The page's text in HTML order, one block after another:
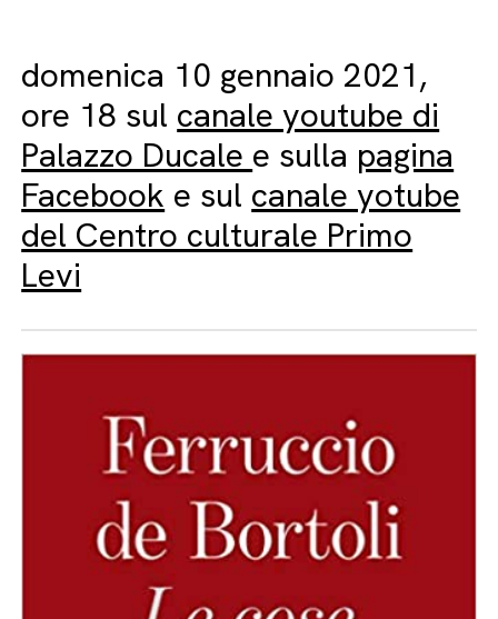
domenica 10 gennaio 2021,
ore 18 sul canale youtube di
Palazzo Ducale e sulla pagina
Facebook e sul canale yotube
del Centro culturale Primo
Levi